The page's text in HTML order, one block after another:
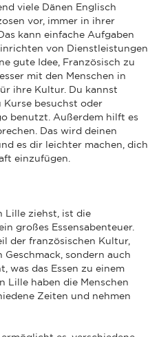
viele Dänen Englisch
vor, immer in ihrer
kann einfache Aufgaben
von Dienstleistungen
gute Idee, Französisch zu
mit den Menschen in
ihre Kultur. Du kannst
Kurse besuchst oder
benutzt. Außerdem hilft es
Das wird deinen
es dir leichter machen, dich
einzufügen.
Lille ziehst, ist die
großes Essensabenteuer.
der französischen Kultur,
sondern auch
was das Essen zu einem
Lille haben die Menschen
Zeiten und nehmen